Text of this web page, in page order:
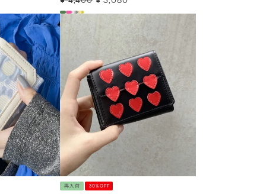
再入荷 30%OFF